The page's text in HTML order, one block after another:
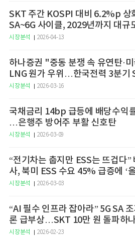
SKT 주간 KOSPI 대비 6.2%p
SA~6G 사이클, 2029년까지 대규
예고
시장분석 2026-04-13
하나증권 "중동 분쟁 속 유연탄·
LNG 원가 우위…한국전력 3분기
승 전망"
시장분석 2026-03-16
국채금리 14bp 급등에 배당수익
…은행주 방어주 부활 신호탄
시장분석 2026-03-09
“전기차는 춥지만 ESS는 뜨겁다”
사, 북미 ESS 수요 45% 급증에 ‘
시장분석 2026-03-03
“AI 필수 인프라 잡아라” 5G SA
론 급부상…SKT 10만 원 돌파하
증권
시장분석 2026-02-23